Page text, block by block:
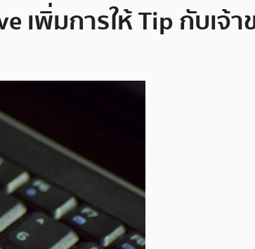
เพิ่มการให้ Tip กับเจ้